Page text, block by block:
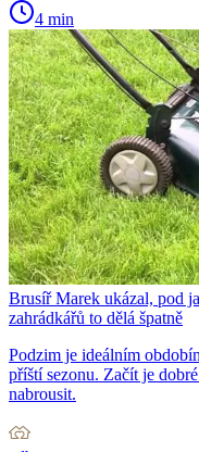
4 min
Brusíř Marek ukázal, pod
zahrádkářů to dělá špatně
Podzim je ideálním
příští sezonu. Začít je
nabrousit.